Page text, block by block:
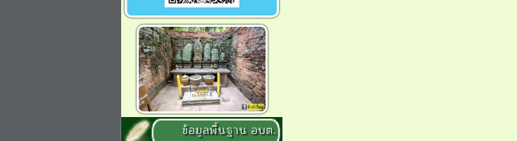
ข้อมูลพื้นฐาน อบต.